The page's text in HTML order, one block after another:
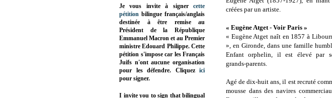
créées par un artiste.
« Eugène Atget - Voir Paris »
« Eugène Atget naît en 1857 à
», en Gironde, dans une famille
Enfant orphelin, il est élevé par
grands-parents.
Agé de dix-huit ans, il est recruté
mousse dans des navires
Je vous invite à signer cette
pétition bilingue français/anglais
destinée à être remise au
Président de la République
Emmanuel Macron et au Premier
ministre Edouard Philippe. Cette
pétition s'impose car les Français
Juifs n'ont aucune organisation
pour les défendre. Cliquez
ici
pour signer.
I invite you to sign that bilingual